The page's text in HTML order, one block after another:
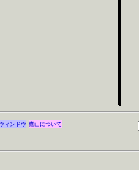
ウィンドウ 鷹山について